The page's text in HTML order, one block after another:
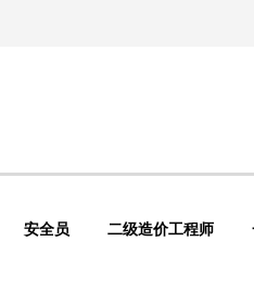
安全员 二级造价工程师